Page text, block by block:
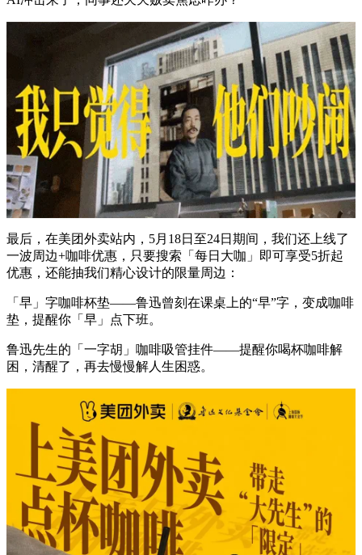
最后，在美团外卖站内，5月18日至24日期间，我们还上线了
一波周边+咖啡优惠，只要搜索「每日大咖」即可享受5折起
优惠，还能抽我们精心设计的限量周边：
「早」字咖啡杯垫——鲁迅曾刻在课桌上的“早”字，变成咖啡
垫，提醒你「早」点下班。
鲁迅先生的「一字胡」咖啡吸管挂件——提醒你喝杯咖啡解
困，清醒了，再去慢慢解人生困惑。